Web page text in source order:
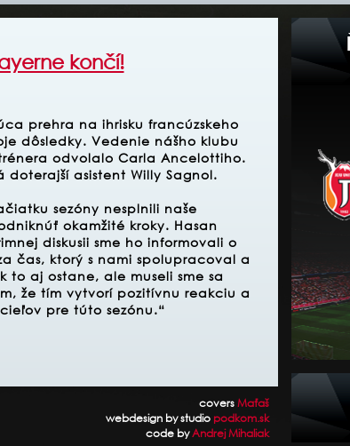
končí!
prehra na ihrisku francúzskeho
dôsledky. Vedenie nášho klubu
odvolalo Carla Ancelottiho.
doterajší asistent Willy Sagnol.
sezóny nesplnili naše
okamžité kroky. Hasan
diskusii sme ho informovali o
čas, ktorý s nami spolupracoval a
aj ostane, ale museli sme sa
že tím vytvorí pozitívnu reakciu a
pre túto sezónu.“
coversMaťaš
webdesign by studio podkom.sk
code byAndrej Mihaliak